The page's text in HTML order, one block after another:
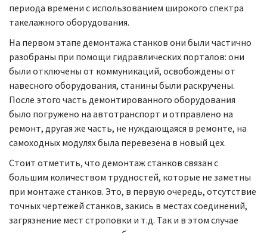
периода времени с использованием широкого спектра
такелажного оборудования.
На первом этапе демонтажа станков они были частично
разобраны при помощи гидравлических порталов: они
были отключены от коммуникаций, освобождены от
навесного оборудования, станины были раскручены.
После этого часть демонтированного оборудования
было погружено на автотранспорт и отправлено на
ремонт, другая же часть, не нуждающаяся в ремонте, на
самоходных модулях была перевезена в новый цех.
Стоит отметить, что демонтаж станков связан с
большим количеством трудностей, которые не заметны
при монтаже станков. Это, в первую очередь, отсутствие
точных чертежей станков, закись в местах соединений,
загрязнение мест строповки и т.д. Так и в этом случае